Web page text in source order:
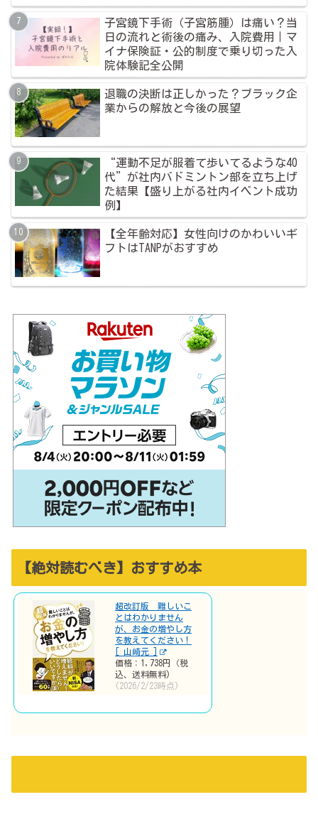
子宮鏡下手術（子宮筋腫）は痛い？当
日の流れと術後の痛み、入院費用｜マ
イナ保険証・公的制度で乗り切った入
院体験記全公開
退職の決断は正しかった？ブラック企
業からの解放と今後の展望
“運動不足が服着て歩いてるような40
代”が社内バドミントン部を立ち上げ
た結果【盛り上がる社内イベント成功
例】
【全年齢対応】女性向けのかわいいギ
フトはTANPがおすすめ
【絶対読むべき】おすすめ本
超改訂版 難しいこ
とはわかりません
が、お金の増やし方
を教えてください！
[ 山崎元 ]
価格：1,738円（税
込、送料無料)
(2026/2/23時点)